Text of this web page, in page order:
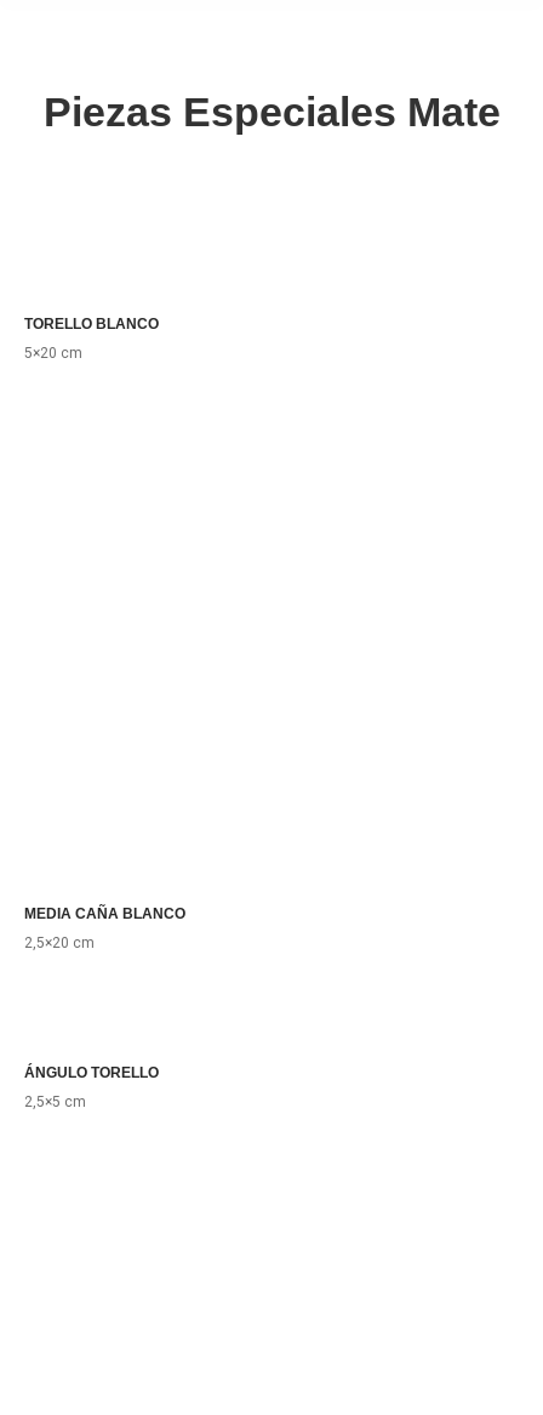
Piezas Especiales Mate
TORELLO BLANCO
5×20 cm
MEDIA CAÑA BLANCO
2,5×20 cm
ÁNGULO TORELLO
2,5×5 cm